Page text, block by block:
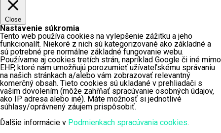
Close
Nastavenie súkromia
Tento web používa cookies na vylepšenie zážitku a jeho
funkcionalít. Niekoré z nich sú kategorizované ako základné a
sú potrebné pre normálne základné fungovanie webu.
Používame aj cookies tretích strán, napríklad Google či iné mimo
EHP, ktoré nám umožňujú porozumieť užívateľskému správaniu
na našich stránkach a/alebo vám zobrazovať relevantný
komerčný obsah. Tieto cookies sú ukladané v prehliadači s
vašim dovolením (môže zahŕňať spracúvanie osobných údajov,
ako IP adresa alebo iné). Máte možnosť si jednotlivé
súhlasy/oprávnený záujem prispôsobiť.
Ďalšie informácie v Podmienkach spracúvania cookies.